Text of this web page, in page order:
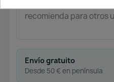
recomienda para otros
Envío gratuito
Desde 50 € en península